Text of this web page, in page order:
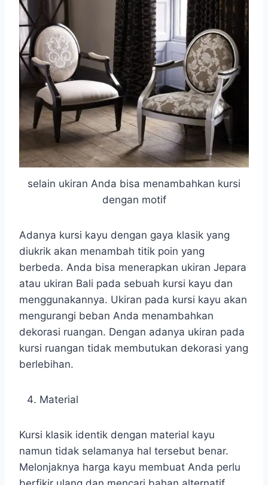
selain ukiran Anda bisa menambahkan kursi
dengan motif
Adanya kursi kayu dengan gaya klasik yang
diukrik akan menambah titik poin yang
berbeda. Anda bisa menerapkan ukiran Jepara
atau ukiran Bali pada sebuah kursi kayu dan
menggunakannya. Ukiran pada kursi kayu akan
mengurangi beban Anda menambahkan
dekorasi ruangan. Dengan adanya ukiran pada
kursi ruangan tidak membutukan dekorasi yang
berlebihan.
Material
Kursi klasik identik dengan material kayu
namun tidak selamanya hal tersebut benar.
Melonjaknya harga kayu membuat Anda perlu